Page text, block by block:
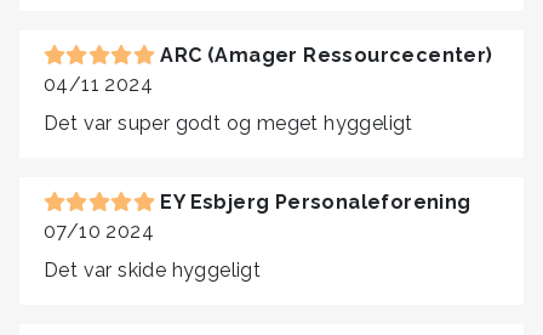
ARC (Amager Ressourcecenter)
04/11 2024
Det var super godt og meget hyggeligt
EY Esbjerg Personaleforening
07/10 2024
Det var skide hyggeligt